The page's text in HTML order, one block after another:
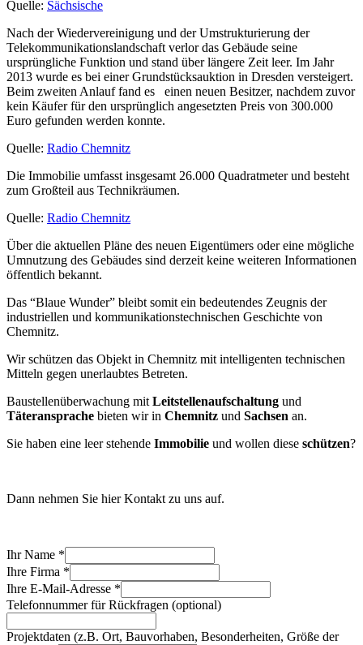
Quelle: Sächsische
Nach der Wiedervereinigung und der Umstrukturierung der
Telekommunikationslandschaft verlor das Gebäude seine
ursprüngliche Funktion und stand über längere Zeit leer. Im Jahr
2013 wurde es bei einer Grundstücksauktion in Dresden versteigert.
Beim zweiten Anlauf fand es einen neuen Besitzer, nachdem zuvor
kein Käufer für den ursprünglich angesetzten Preis von 300.000
Euro gefunden werden konnte.
Quelle: Radio Chemnitz
Die Immobilie umfasst insgesamt 26.000 Quadratmeter und besteht
zum Großteil aus Technikräumen.
Quelle: Radio Chemnitz
Über die aktuellen Pläne des neuen Eigentümers oder eine mögliche
Umnutzung des Gebäudes sind derzeit keine weiteren Informationen
öffentlich bekannt.
Das “Blaue Wunder” bleibt somit ein bedeutendes Zeugnis der
industriellen und kommunikationstechnischen Geschichte von
Chemnitz.
Wir schützen das Objekt in Chemnitz mit intelligenten technischen
Mitteln gegen unerlaubtes Betreten.
Baustellenüberwachung mit Leitstellenaufschaltung und
Täteransprache bieten wir in Chemnitz und Sachsen an.
Sie haben eine leer stehende Immobilie und wollen diese schützen?
Dann nehmen Sie hier Kontakt zu uns auf.
Ihr Name *
Ihre Firma *
Ihre E-Mail-Adresse *
Telefonnummer für Rückfragen (optional)
Projektdaten (z.B. Ort, Bauvorhaben, Besonderheiten, Größe der